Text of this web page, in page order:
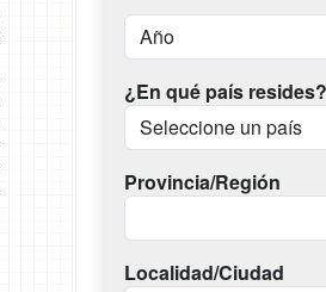
¿En qué país resides?
Provincia/Región
Localidad/Ciudad